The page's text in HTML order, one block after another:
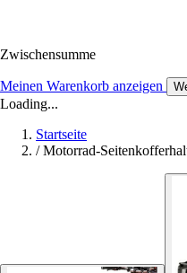
Zwischensumme
Meinen Warenkorb anzeigen
Loading...
Startseite
/ Motorrad-